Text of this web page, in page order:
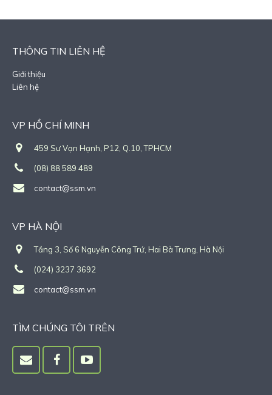
THÔNG TIN LIÊN HỆ
Giới thiệu
Liên hệ
VP HỒ CHÍ MINH
459 Sư Vạn Hạnh, P12, Q.10, TPHCM
(08) 88 589 489
contact@ssm.vn
VP HÀ NỘI
Tầng 3, Số 6 Nguyễn Công Trứ, Hai Bà Trưng, Hà Nội
(024) 3237 3692
contact@ssm.vn
TÌM CHÚNG TÔI TRÊN